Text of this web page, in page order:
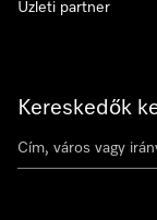
Kereskedők
Üzleti partner